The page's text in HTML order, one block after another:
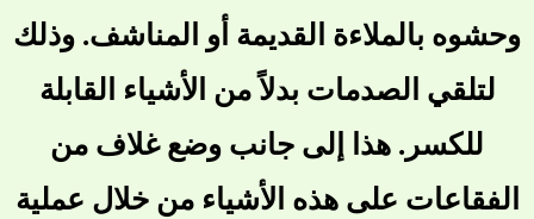
وحشوه بالملاءة القديمة أو المناشف. وذلك
لتلقي الصدمات بدلاً من الأشياء القابلة
للكسر. هذا إلى جانب وضع غلاف من
الفقاعات على هذه الأشياء من خلال عملية